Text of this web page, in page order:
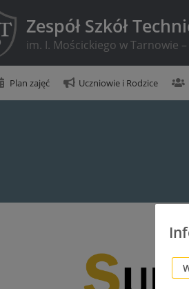
Zespół Szkół
im. I. Mościckiego w Tarnowie
Plan zajęć Uczniowie i Rodzice